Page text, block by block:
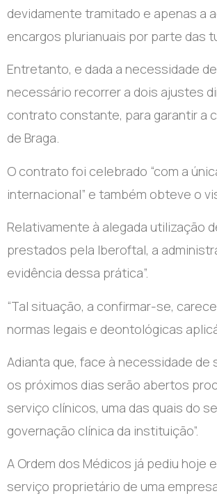
devidamente tramitado e apenas a
encargos plurianuais por parte das
Entretanto, e dada a necessidade
necessário recorrer a dois ajustes
contrato constante, para garantir a
de Braga.
O contrato foi celebrado “com a
internacional” e também obteve o
Relativamente à alegada utilização
prestados pela Iberoftal, a
evidência dessa prática”.
“Tal situação, a confirmar-se,
normas legais e deontológicas
Adianta que, face à necessidade
os próximos dias serão abertos
serviço clínicos, uma das quais do
governação clínica da instituição”.
A Ordem dos Médicos já pediu hoje
serviço proprietário de uma